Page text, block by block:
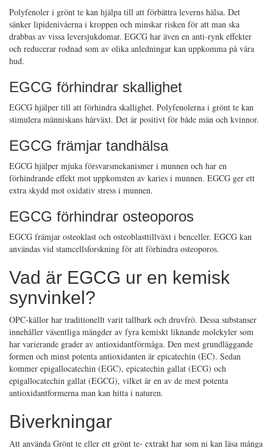
Polyfenoler i grönt te kan hjälpa till att förbättra leverns hälsa. Det
sänker lipidenivåerna i kroppen och minskar risken för att man ska
drabbas av vissa leversjukdomar. EGCG har även en anti-rynk effekter
och reducerar rodnad som av olika anledningar kan uppkomma på våra
hud.
EGCG förhindrar skallighet
EGCG hjälper till att förhindra skallighet. Polyfenolerna i grönt te kan
stimulera människans hårväxt. Det är positivt för både män och kvinnor.
EGCG främjar tandhälsa
EGCG hjälper mjuka försvarsmekanismer i munnen och har en
förhindrande effekt mot uppkomsten av karies i munnen. EGCG ger ett
extra skydd mot oxidativ stress i munnen.
EGCG förhindrar osteoporos
EGCG främjar osteoklast och osteoblasttillväxt i benceller. EGCG kan
användas vid stamcellsforskning för att förhindra osteoporos.
Vad är EGCG ur en kemisk
synvinkel?
OPC-källor har traditionellt varit tallbark och druvfrö. Dessa substanser
innehåller väsentliga mängder av fyra kemiskt liknande molekyler som
har varierande grader av antioxidantförmåga. Den mest grundläggande
formen och minst potenta antioxidanten är epicatechin (EC). Sedan
kommer epigallocatechin (EGC), epicatechin gallat (ECG) och
epigallocatechin gallat (EGCG), vilket är en av de mest potenta
antioxidantformerna man kan hitta i naturen.
Biverkningar
Att använda Grönt te eller ett grönt te- extrakt har som ni kan läsa många